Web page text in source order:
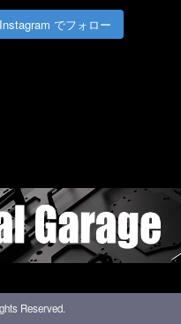
Instagram でフォロー
Reserved.